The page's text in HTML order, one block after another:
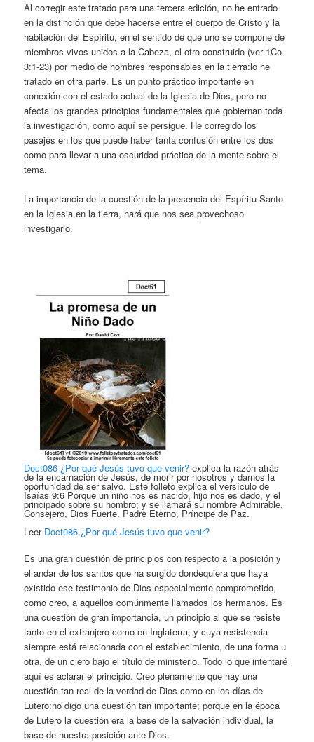
Al corregir este tratado para una tercera edición, no he entrado
en la distinción que debe hacerse entre el cuerpo de Cristo y la
habitación del Espíritu, en el sentido de que uno se compone de
miembros vivos unidos a la Cabeza, el otro construido (ver 1Co
3:1-23) por medio de hombres responsables en la tierra:lo he
tratado en otra parte. Es un punto práctico importante en
conexión con el estado actual de la Iglesia de Dios, pero no
afecta los grandes principios fundamentales que gobiernan toda
la investigación, como aquí se persigue. He corregido los
pasajes en los que puede haber tanta confusión entre los dos
como para llevar a una oscuridad práctica de la mente sobre el
tema.
La importancia de la cuestión de la presencia del Espíritu Santo
en la Iglesia en la tierra, hará que nos sea provechoso
investigarlo.
Doct086 ¿Por qué Jesús tuvo que venir? explica la razón atrás
de la encarnación de Jesús, de morir por nosotros y darnos la
oportunidad de ser salvo. Este folleto explica el versículo de
Isaías 9:6 Porque un niño nos es nacido, hijo nos es dado, y el
principado sobre su hombro; y se llamará su nombre Admirable,
Consejero, Dios Fuerte, Padre Eterno, Príncipe de Paz.
Leer Doct086 ¿Por qué Jesús tuvo que venir?
Es una gran cuestión de principios con respecto a la posición y
el andar de los santos que ha surgido dondequiera que haya
existido ese testimonio de Dios especialmente comprometido,
como creo, a aquellos comúnmente llamados los hermanos. Es
una cuestión de gran importancia, un principio al que se resiste
tanto en el extranjero como en Inglaterra; y cuya resistencia
siempre está relacionada con el establecimiento, de una forma u
otra, de un clero bajo el título de ministerio. Todo lo que intentaré
aquí es aclarar el principio. Creo plenamente que hay una
cuestión tan real de la verdad de Dios como en los días de
Lutero:no digo una cuestión tan importante; porque en la época
de Lutero la cuestión era la base de la salvación individual, la
base de nuestra posición ante Dios.